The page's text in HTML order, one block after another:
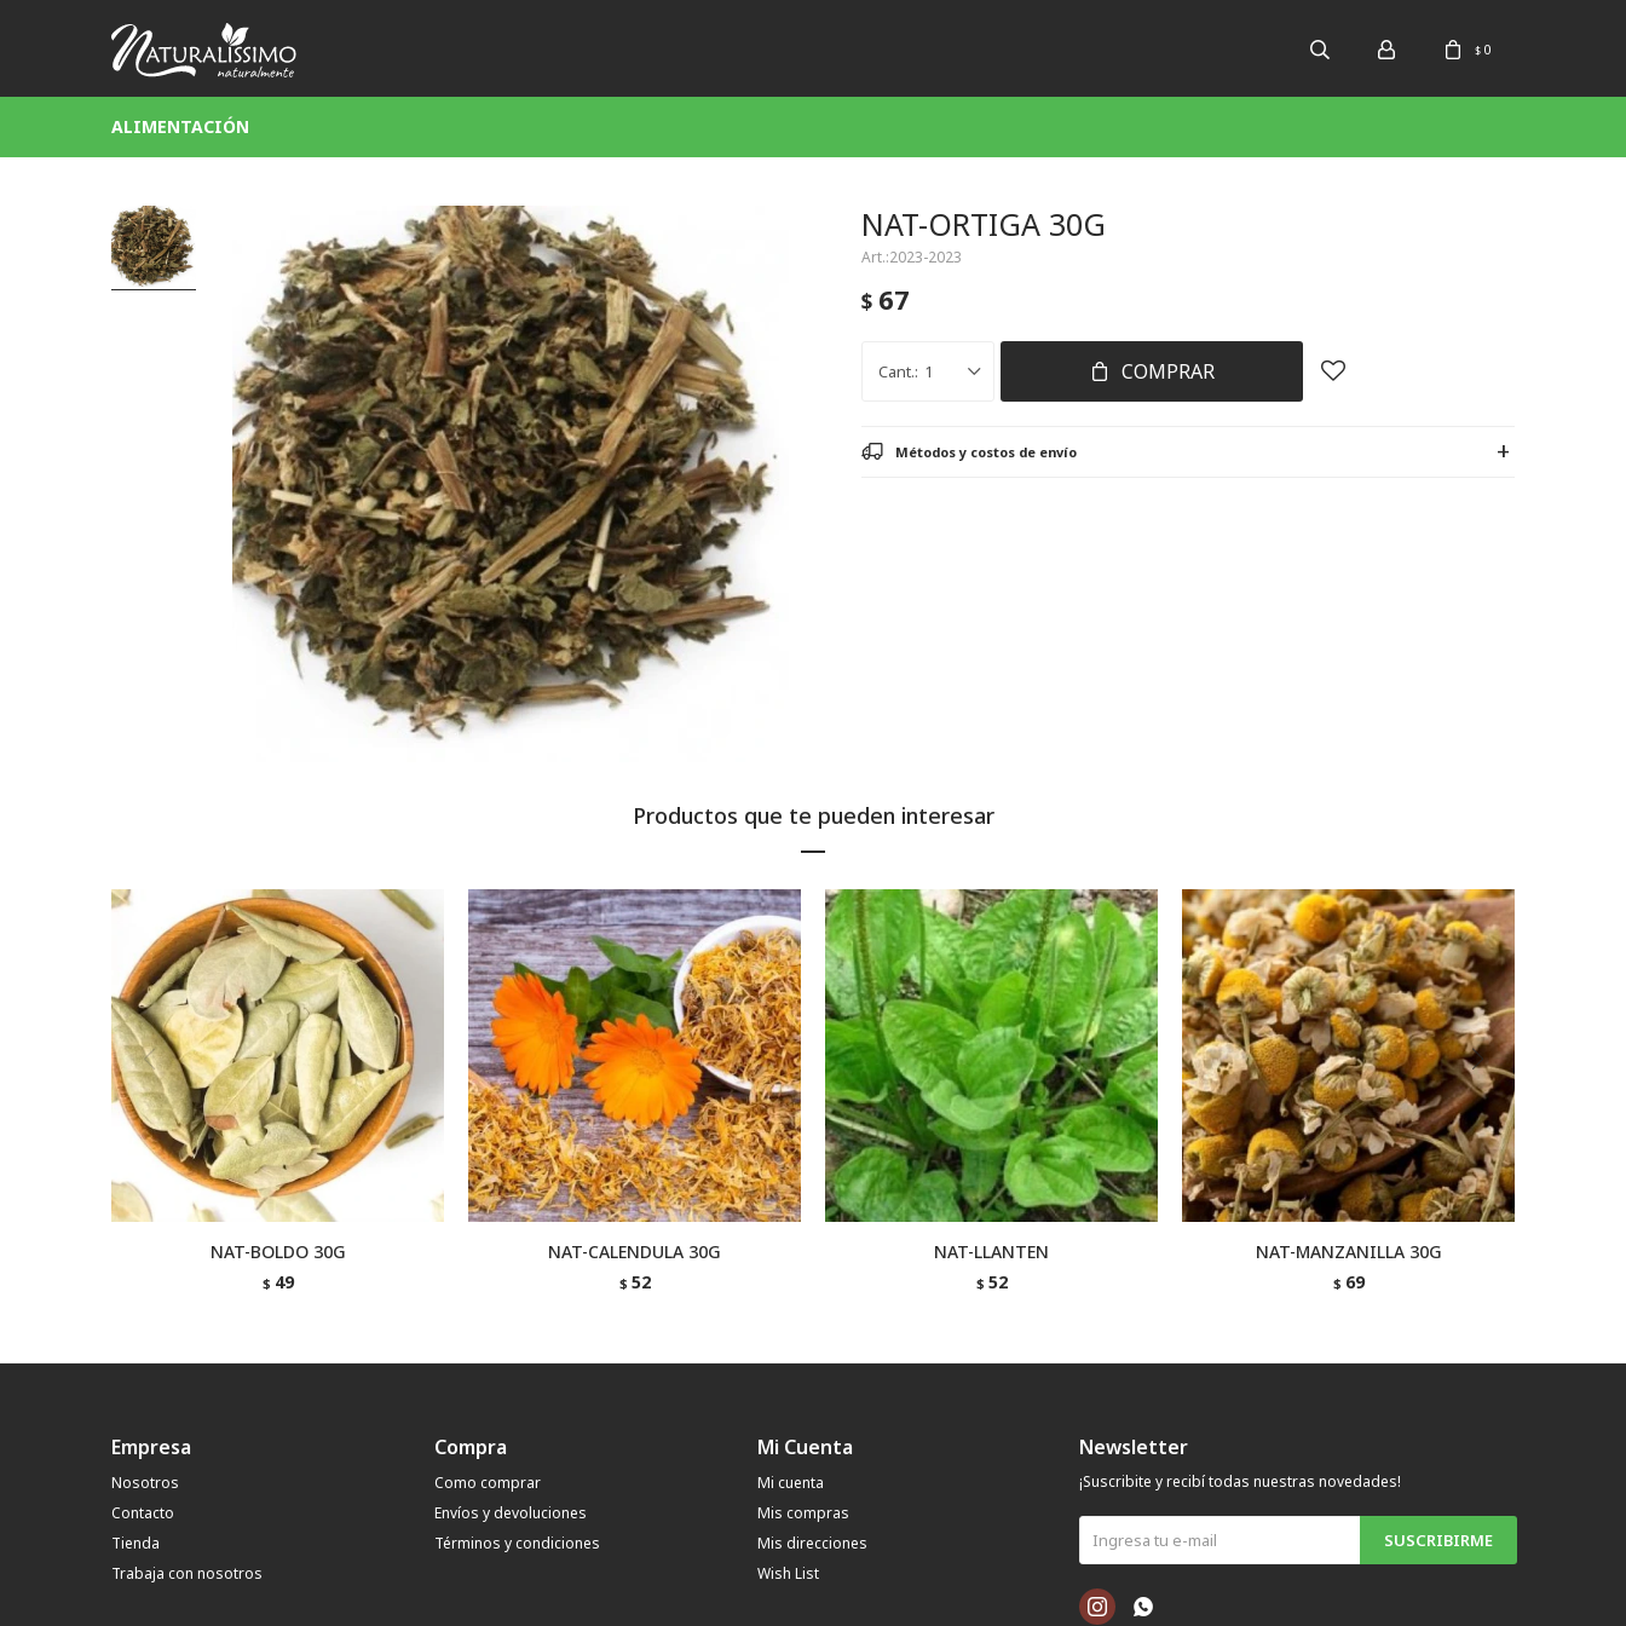
ALIMENTACIÓN
$ 0
NAT-ORTIGA 30G
2023-2023
$ 67
1 COMPRAR
Métodos y costos de envío
Productos que te pueden interesar
NAT-BOLDO 30G
$ 49
NAT-CALENDULA 30G
$ 52
NAT-LLANTEN
$ 52
NAT-MANZANILLA 30G
$ 69
Empresa
Nosotros
Contacto
Tienda
Trabaja con nosotros
Compra
Como comprar
Envíos y devoluciones
Términos y condiciones
Mi Cuenta
Mi cuenta
Mis compras
Mis direcciones
Wish List
Newsletter
¡Suscribite y recibí todas nuestras novedades!
SUSCRIBIRME
 